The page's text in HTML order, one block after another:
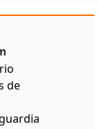
de